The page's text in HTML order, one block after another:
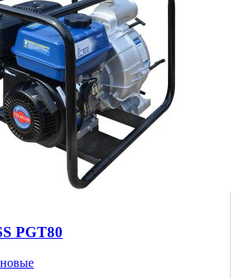
PGT80